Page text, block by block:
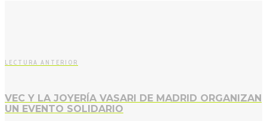
LECTURA ANTERIOR
VEC Y LA JOYERÍA VASARI DE MADRID ORGANIZAN
UN EVENTO SOLIDARIO